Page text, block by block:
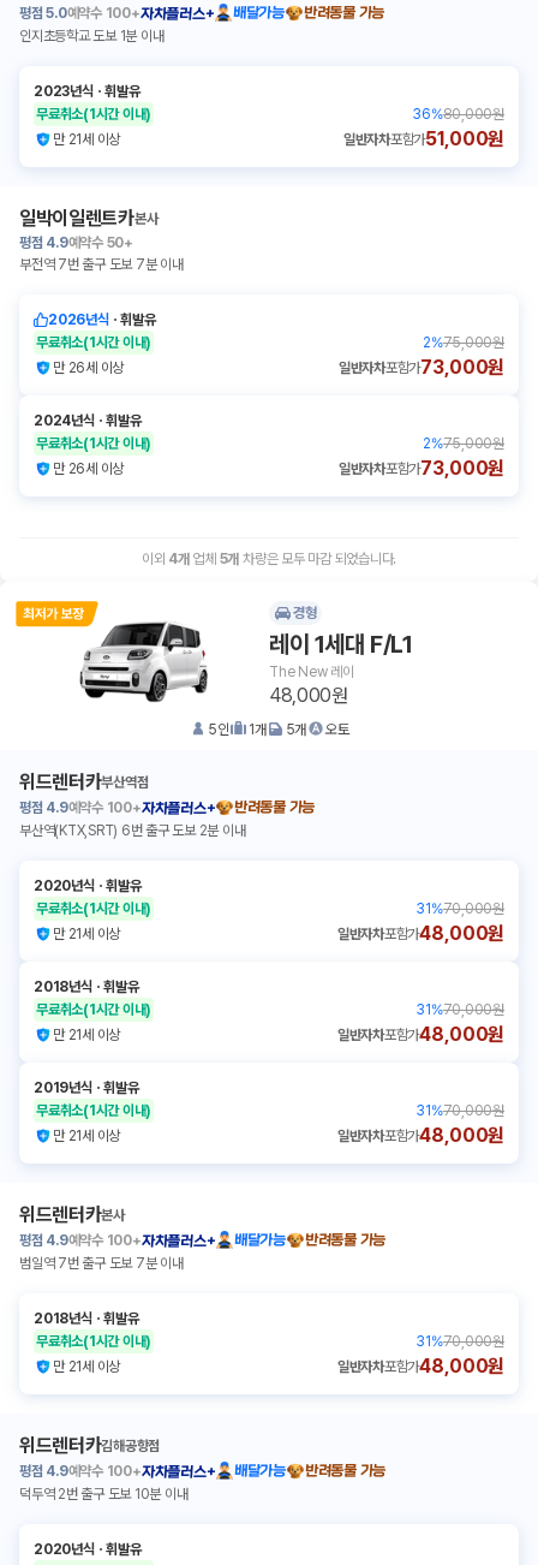
평점 5.0예약수 100+자차플러스+ 배달가능
반려동물 가능
인지초등학교 도보 1분 이내
2023년식 ㆍ휘발유
무료취소(1시간 이내) 36%80,000원
만 21세 이상
일반자차포함가51,000원
일박이일렌트카본사
평점 4.9예약수 50+
부전역 7번 출구 도보 7분 이내
2026년식 ㆍ휘발유
무료취소(1시간 이내) 2%75,000원
만 26세 이상
일반자차포함가73,000원
2024년식 ㆍ휘발유
무료취소(1시간 이내) 2%75,000원
만 26세 이상
일반자차포함가73,000원
이외 4개 업체 5개 차량은 모두 마감 되었습니다.
경형
레이 1세대 F/L1
The New 레이
48,000원
5인 1개 5개 오토
위드렌터카부산역점
평점 4.9예약수 100+자차플러스+
반려동물 가능
부산역(KTX,SRT) 6번 출구 도보 2분 이내
2020년식 ㆍ휘발유
무료취소(1시간 이내) 31 %70,000원
만 21세 이상
일반자차포함가48,000원
2018년식 ㆍ휘발유
무료취소(1시간 이내) 31 %70,000원
만 21세 이상
일반자차포함가48,000원
2019년식 ㆍ휘발유
무료취소(1시간 이내) 31 %70,000원
만 21세 이상
일반자차포함가48,000원
위드렌터카본사
평점 4.9예약수 100+자차플러스+ 배달가능
반려동물 가능
범일역 7번 출구 도보 7분 이내
2018년식 ㆍ휘발유
무료취소(1시간 이내) 31 %70,000원
만 21세 이상
일반자차포함가48,000원
위드렌터카김해공항점
평점 4.9예약수 100+자차플러스+ 배달가능
반려동물 가능
덕두역 2번 출구 도보 10분 이내
2020년식 ㆍ휘발유